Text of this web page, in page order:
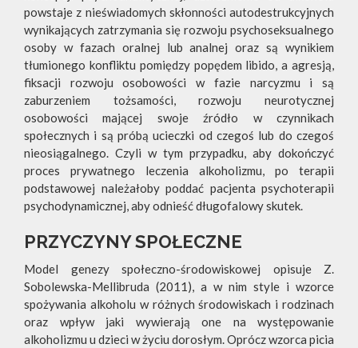
powstaje z nieświadomych skłonności autodestrukcyjnych
wynikających zatrzymania się rozwoju psychoseksualnego
osoby w fazach oralnej lub analnej oraz są wynikiem
tłumionego konfliktu pomiędzy popędem libido, a agresją,
fiksacji rozwoju osobowości w fazie narcyzmu i są
zaburzeniem tożsamości, rozwoju neurotycznej
osobowości mającej swoje źródło w czynnikach
społecznych i są próbą ucieczki od czegoś lub do czegoś
nieosiągalnego. Czyli w tym przypadku, aby dokończyć
proces prywatnego leczenia alkoholizmu, po terapii
podstawowej należałoby poddać pacjenta psychoterapii
psychodynamicznej, aby odnieść długofalowy skutek.
PRZYCZYNY SPOŁECZNE
Model genezy społeczno-środowiskowej opisuje Z.
Sobolewska-Mellibruda (2011), a w nim style i wzorce
spożywania alkoholu w różnych środowiskach i rodzinach
oraz wpływ jaki wywierają one na występowanie
alkoholizmu u dzieci w życiu dorosłym. Oprócz wzorca picia